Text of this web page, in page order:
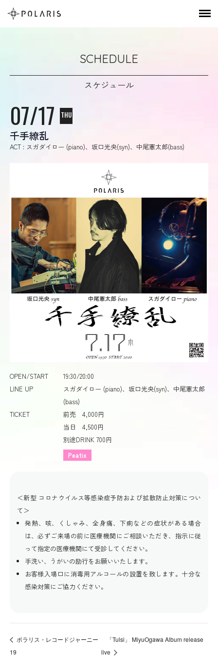
SCHEDULE
スケジュール
07/17 THU
千手繚乱
ACT : スガダイロー (piano)、坂口光央(syn)、中尾憲太郎(bass)
OPEN/START
19:30/20:00
LINE UP
スガダイロー (piano)、坂口光央(syn)、中尾憲太郎
(bass)
TICKET
前売 4,000円
当日 4,500円
別途DRINK 700円
Peatix
＜新型 コロナウイルス等感染症予防および拡散防止対策につい
て＞
発熱、咳、くしゃみ、全身痛、下痢などの症状がある場合
は、必ずご来場の前に医療機関にご相談いただき、指示に従
って指定の医療機関にて受診してください。
手洗い、うがいの励行をお願いいたします。
お客様入場口に消毒用アルコールの設置を致します。十分な
感染対策にご協力ください。
ポラリス・レコードジャーニー
19
「Tulsi」 MiyuOgawa Album release
live